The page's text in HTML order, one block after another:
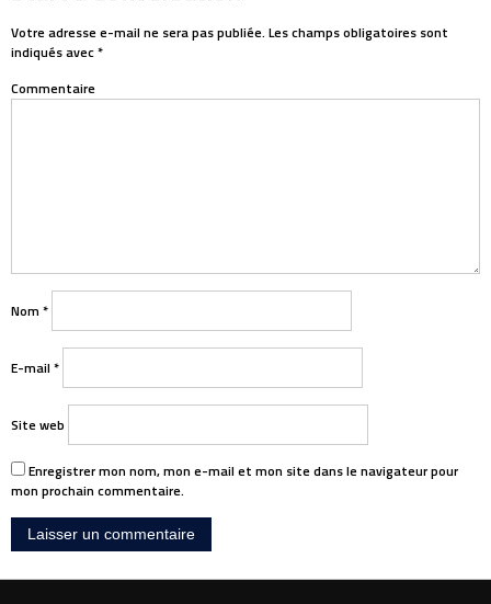
Votre adresse e-mail ne sera pas publiée. Les champs obligatoires sont
indiqués avec*
Commentaire
Nom *
E-mail *
Site web
Enregistrer mon nom, mon e-mail et mon site dans le navigateur pour
mon prochain commentaire.